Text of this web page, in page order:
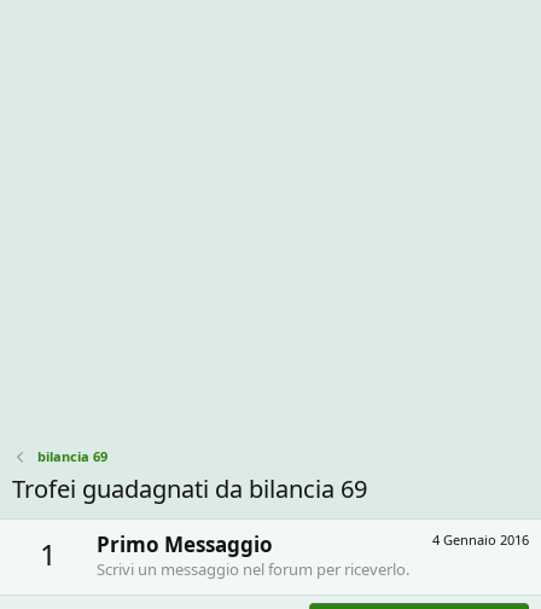
bilancia 69
Trofei guadagnati da bilancia 69
1 4 Gennaio 2016
Primo Messaggio
Scrivi un messaggio nel forum per riceverlo.